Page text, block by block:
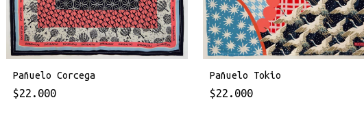
Pañuelo Corcega
$22.000
Pañuelo Tokio
$22.000